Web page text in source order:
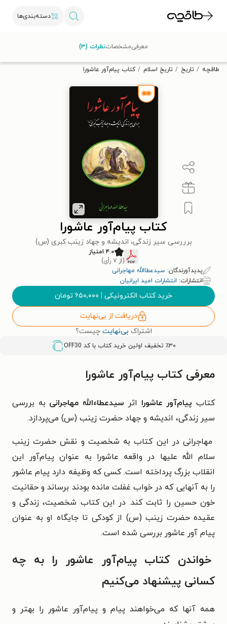
دسته‌بندی‌ها
تخفیف از طاقچه دریافت کن.
طاقچه تاریخ تاریخ اسلام کتاب پیام‌آور عاشورا
کتاب پیام‌آور عاشورا
برررسی سیر زندگی، اندیشه و جهاد زینب کبری (س)
۴.۰ امتیاز
(از ۷ رأی)
پدیدآورندگان: سیدعطاالله مهاجرانی
انتشارات: انتشارات امید ایرانیان
خرید کتاب الکترونیکی | ۶۵۰,۰۰۰ تومان
دریافت از بی‌نهایت
اشتراک بی‌نهایت چیست؟
٪۳۰ تخفیف اولین خرید کتاب با کد OFF30
معرفیمشخصاتنظرات (۳)
معرفی کتاب پیام‌آور عاشورا
کتاب پیام‌آور عاشورا اثر سیدعطاءالله مهاجرانی به بررسی
سیر زندگی، اندیشه و جهاد حضرت زینب (س) می‌پردازد.
مهاجرانی در این کتاب به شخصیت و نقش حضرت زینب
سلام الله علیها در واقعه عاشورا به عنوان پیام‌آور این
انقلاب بزرگ پرداخته است. کسی که وظیفه دارد پیام عاشور
را به آنهایی که در خواب غفلت مانده بودند برساند و حقانیت
خون حسین را ثابت کند. در این کتاب شخصیت، زندگی و
عقیده حضرت زینب (س) از کودکی تا جایگاه او به عنوان
پیام آور عاشور بررسی شده است.
خواندن کتاب پیام‌آور عاشور را به چه
کسانی پیشنهاد می‌کنیم
همه آنها که می‌خواهند پیام و پیام‌آور عاشور را بهتر و